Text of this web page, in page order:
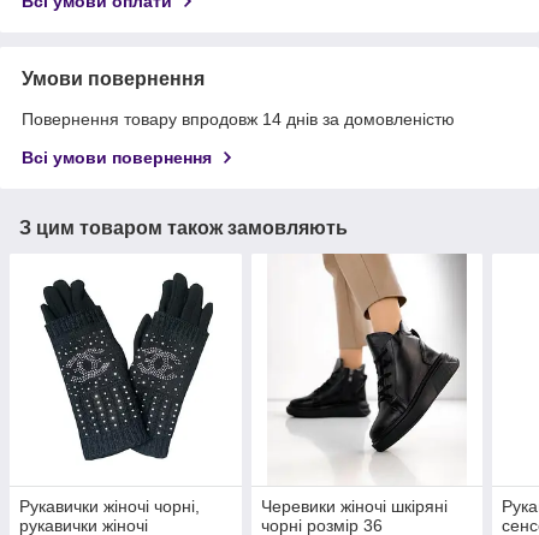
Умови повернення
Повернення товару впродовж 14 днів за домовленістю
Всі умови повернення
З цим товаром також замовляють
Рукавички жіночі чорні,
рукавички жіночі
Черевики жіночі шкіряні
чорні розмір 36